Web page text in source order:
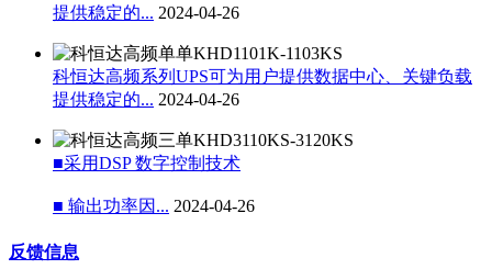
提供稳定的... 2024-04-26
科恒达高频系列UPS可为用户提供数据中心、关键负载
提供稳定的... 2024-04-26
■采用DSP 数字控制技术
■ 输出功率因... 2024-04-26
反馈信息